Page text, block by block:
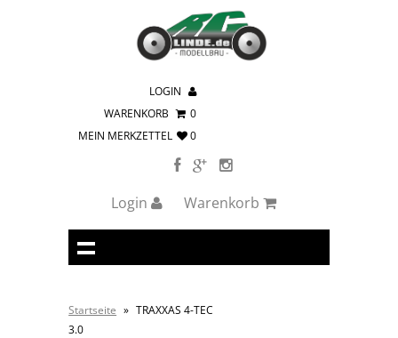
LOGIN
WARENKORB
0
MEIN MERKZETTEL
0
Login Warenkorb
Startseite » TRAXXAS 4-TEC
3.0